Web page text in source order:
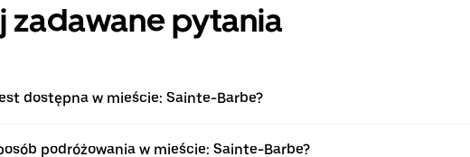
zadawane pytania
dostępna w mieście: Sainte-Barbe?
podróżowania w mieście: Sainte-Barbe?